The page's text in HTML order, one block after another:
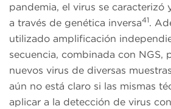
pandemia, el virus se caracterizó
a través de genética inversa41.
utilizado amplificación
secuencia, combinada con NGS,
nuevos virus de diversas
aún no está claro si las mismas
aplicar a la detección de virus